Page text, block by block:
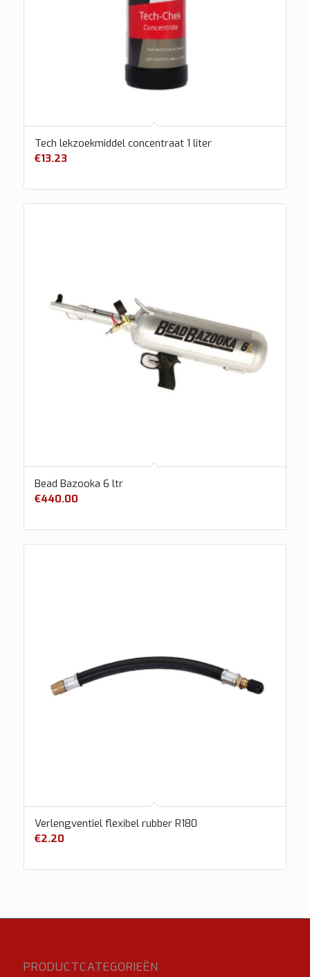
Tech lekzoekmiddel concentraat 1 liter
€13.23
Bead Bazooka 6 ltr
€440.00
Verlengventiel flexibel rubber R180
€2.20
PRODUCTCATEGORIEËN